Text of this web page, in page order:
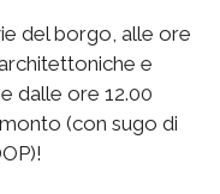
del borgo, alle ore
e
e dalle ore 12.00
(con sugo di